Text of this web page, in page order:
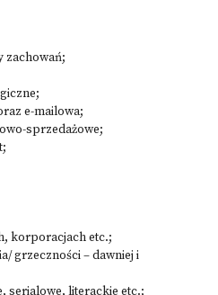
zachowań;
e-mailowa;
sprzedażowe;
korporacjach etc.;
grzeczności – dawniej i
serialowe, literackie etc.;